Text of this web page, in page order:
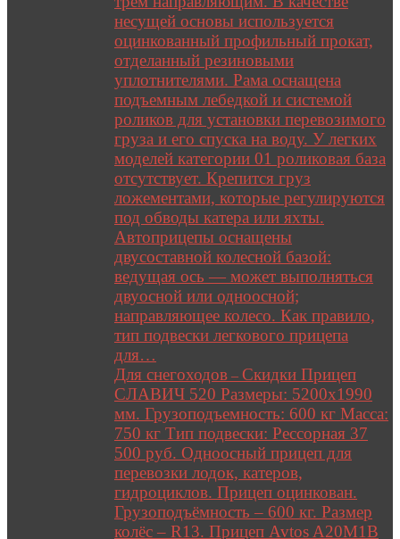
несущей основы используется
оцинкованный профильный прокат,
отделанный резиновыми
уплотнителями. Рама оснащена
подъемным лебедкой и системой
роликов для установки перевозимого
груза и его спуска на воду. У легких
моделей категории 01 роликовая база
отсутствует. Крепится груз
ложементами, которые регулируются
под обводы катера или яхты.
Автоприцепы оснащены
двусоставной колесной базой:
ведущая ось — может выполняться
двуосной или одноосной;
направляющее колесо. Как правило,
тип подвески легкового прицепа
для…
Для снегоходов – Скидки Прицеп
СЛАВИЧ 520 Размеры: 5200х1990
мм. Грузоподъемность: 600 кг Масса:
750 кг Тип подвески: Рессорная 37
500 руб. Одноосный прицеп для
перевозки лодок, катеров,
гидроциклов. Прицеп оцинкован.
Грузоподъёмность – 600 кг. Размер
колёс – R13. Прицеп Avtos A20M1B